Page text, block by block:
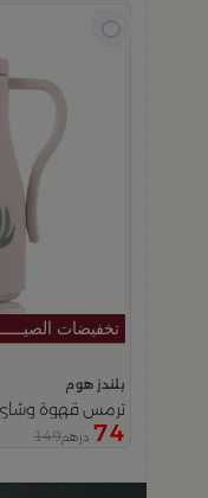
بلندز هوم
ترمس قهوة
74 درهم149